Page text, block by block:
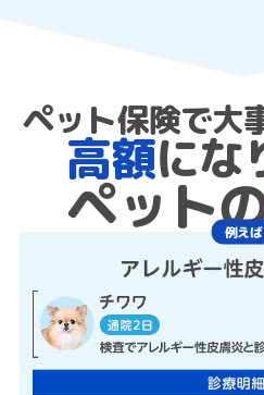
ペット保険で大
高額にな
ペット 例えば